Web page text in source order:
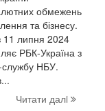
обмежень
та бізнесу.
11 липня 2024
РБК-Україна з
НБУ.
Читати далi